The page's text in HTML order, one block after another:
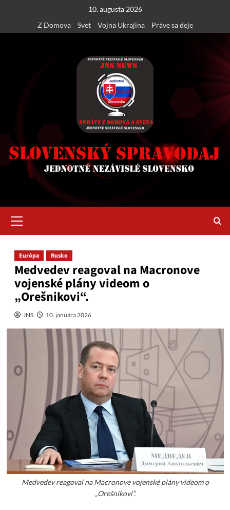
content
10. augusta 2026
Z Domova
Svet Vojna Ukrajina Práve sa deje
Menu
Európa Rusko
Medvedev reagoval na Macronove
vojenské plány videom o
„Orešnikovi“.
JNS 10. januára 2026
Medvedev reagoval na Macronove vojenské plány videom o
„Orešnikovi“.